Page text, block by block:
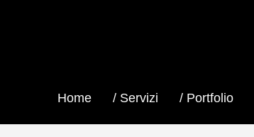
Home / Servizi / Portfolio